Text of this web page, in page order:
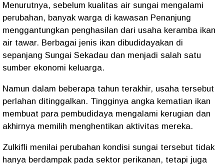
Menurutnya, sebelum kualitas air sungai mengalami
perubahan, banyak warga di kawasan Penanjung
menggantungkan penghasilan dari usaha keramba ikan
air tawar. Berbagai jenis ikan dibudidayakan di
sepanjang Sungai Sekadau dan menjadi salah satu
sumber ekonomi keluarga.
Namun dalam beberapa tahun terakhir, usaha tersebut
perlahan ditinggalkan. Tingginya angka kematian ikan
membuat para pembudidaya mengalami kerugian dan
akhirnya memilih menghentikan aktivitas mereka.
Zulkifli menilai perubahan kondisi sungai tersebut tidak
hanya berdampak pada sektor perikanan, tetapi juga